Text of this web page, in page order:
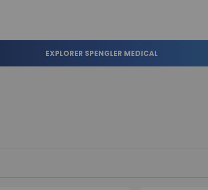
EXPLORER SPENGLER MEDICAL